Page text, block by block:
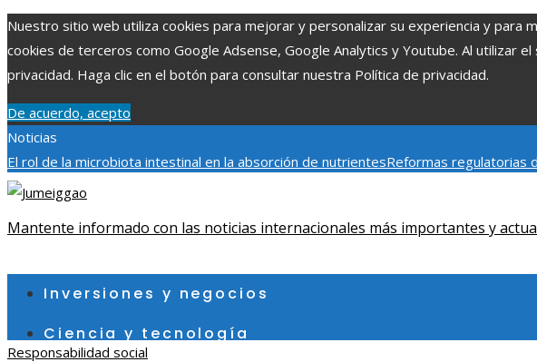
Nuestro sitio web utiliza cookies para mejorar y personalizar su experiencia y para
cookies de terceros como Google Adsense, Google Analytics y Youtube. Al utilizar
privacidad. Haga clic en el botón para consultar nuestra Política de privacidad.
De acuerdo, acepto
Noticias
El rol de la microbiota intestinal en la absorción de nutrientesReformas regulatorias
Patrimonio de la Humanidad y su importancia
sábado, agosto 8
Mantente informado con las noticias internacionales más importantes y
Inversiones y negocios
Ciencia y tecnología
Responsabilidad social